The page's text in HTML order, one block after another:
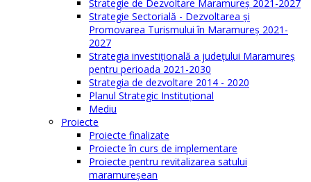
Strategie de Dezvoltare Maramureș 2021-2027
Strategie Sectorială - Dezvoltarea și
Promovarea Turismului în Maramureș 2021-
2027
Strategia investiţională a județului Maramureș
pentru perioada 2021-2030
Strategia de dezvoltare 2014 - 2020
Planul Strategic Instituţional
Mediu
Proiecte
Proiecte finalizate
Proiecte în curs de implementare
Proiecte pentru revitalizarea satului
maramureşean